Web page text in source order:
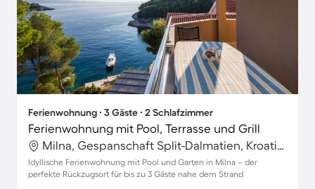
Ferienwohnung ∙ 3 Gäste ∙ 2 Schlafzimmer
Ferienwohnung mit Pool, Terrasse und Grill
Milna, Gespanschaft Split-Dalmatien, Kroatien
Idyllische Ferienwohnung mit Pool und Garten in Milna – der
perfekte Rückzugsort für bis zu 3 Gäste nahe dem Strand